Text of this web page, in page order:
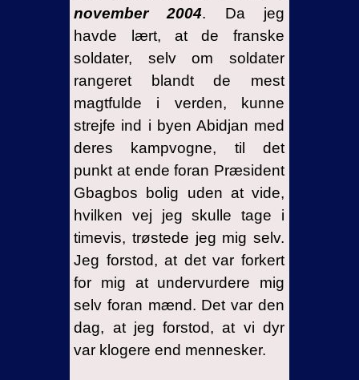
november 2004. Da jeg
havde lært, at de franske
soldater, selv om soldater
rangeret blandt de mest
magtfulde i verden, kunne
strejfe ind i byen Abidjan med
deres kampvogne, til det
punkt at ende foran Præsident
Gbagbos bolig uden at vide,
hvilken vej jeg skulle tage i
timevis, trøstede jeg mig selv.
Jeg forstod, at det var forkert
for mig at undervurdere mig
selv foran mænd. Det var den
dag, at jeg forstod, at vi dyr
var klogere end mennesker.